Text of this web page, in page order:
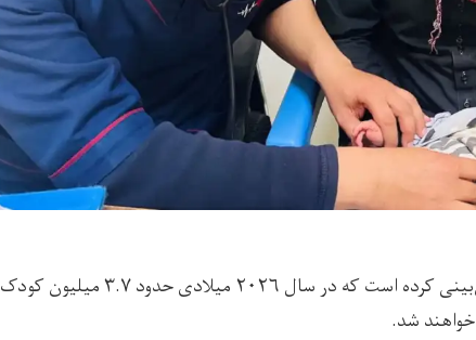
سازمان جهانی صحت در افغانستان (WHO) پیش‌بینی کرده است که در سال ۲۰۲۶ میلادی حدود ۳.۷ میلیون کودک
خواهند شد.